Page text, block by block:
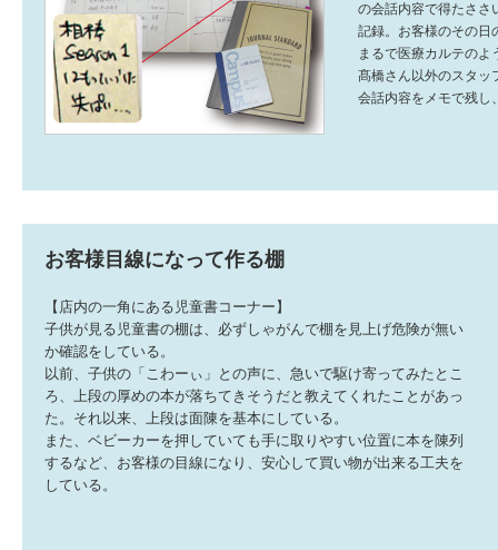
の会話内容で得たささ
記録。お客様のその日
まるで医療カルテのよ
髙橋さん以外のスタッ
会話内容をメモで残し
お客様目線になって作る棚
【店内の一角にある児童書コーナー】
子供が見る児童書の棚は、必ずしゃがんで棚を見上げ危険が無い
か確認をしている。
以前、子供の「こわーぃ」との声に、急いで駆け寄ってみたとこ
ろ、上段の厚めの本が落ちてきそうだと教えてくれたことがあっ
た。それ以来、上段は面陳を基本にしている。
また、ベビーカーを押していても手に取りやすい位置に本を陳列
するなど、お客様の目線になり、安心して買い物が出来る工夫を
している。